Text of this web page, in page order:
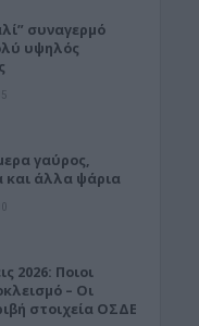
συναγερμό
υψηλός
γαύρος,
άλλα ψάρια
2026: Ποιοι
– Οι
στοιχεία ΟΣΔΕ